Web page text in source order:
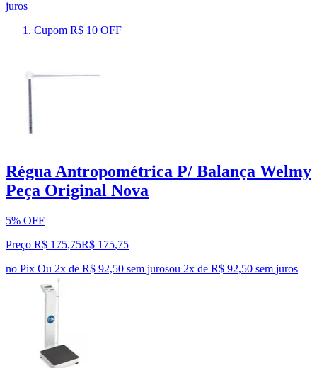
juros
Cupom R$ 10 OFF
Régua Antropométrica P/ Balança Welmy
Peça Original Nova
5% OFF
Preço R$ 175,75R$ 175,75
no Pix Ou 2x de R$ 92,50 sem jurosou 2x de R$ 92,50 sem juros